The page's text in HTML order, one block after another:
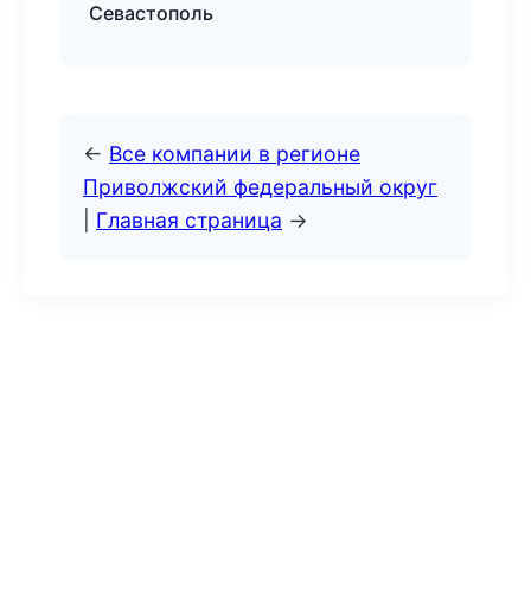
Севастополь
← Все компании в регионе
Приволжский федеральный округ
Главная страница →